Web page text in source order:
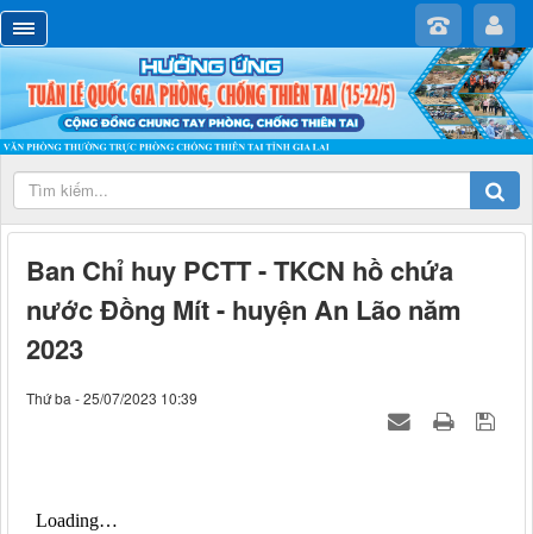
Ban Chỉ huy PCTT - TKCN hồ chứa
nước Đồng Mít - huyện An Lão năm
2023
Thứ ba - 25/07/2023 10:39